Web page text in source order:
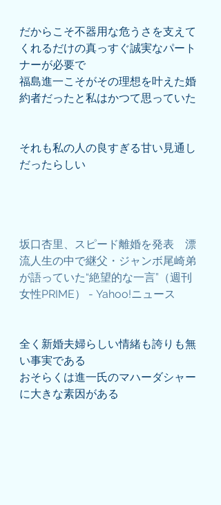
だからこそ不器用な危うさを支えて
くれるだけの真っすぐ誠実なパート
ナーが必要で
福島進一こそがその理想を叶えた婚
約者だったと私はかつて思っていた
それも私の人の良すぎる甘い見通し
だったらしい
坂口杏里、スピード離婚を発表　漂
流人生の中で継父・ジャンボ尾崎弟
が語っていた“絶望的な一言”（週刊
女性PRIME） - Yahoo!ニュース
全く新婚夫婦らしい情緒も誇りも無
い事実である
おそらくは進一氏のマハーダシャー
に大きな素因がある